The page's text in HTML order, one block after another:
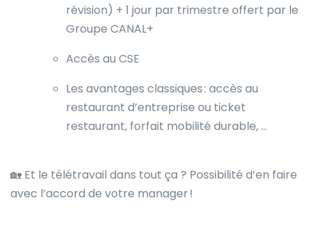
révision) + 1 jour par trimestre offert par le
Groupe CANAL+
Accès au CSE
Les avantages classiques : accès au
restaurant d’entreprise ou ticket
restaurant, forfait mobilité durable, …
🏡 Et le télétravail dans tout ça ? Possibilité d’en faire
avec l’accord de votre manager !